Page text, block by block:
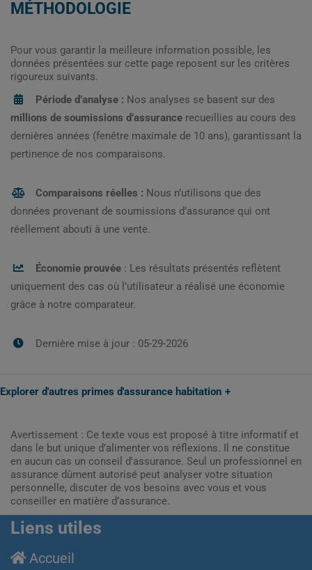
MÉTHODOLOGIE
Pour vous garantir la meilleure information possible, les
données présentées sur cette page reposent sur les critères
rigoureux suivants.
Période d’analyse : Nos analyses se basent sur des
millions de soumissions d’assurance recueillies au cours des
dernières années (fenêtre maximale de 10 ans), garantissant la
pertinence de nos comparaisons.
Comparaisons réelles : Nous n’utilisons que des
données provenant de soumissions d’assurance qui ont
réellement abouti à une vente.
Économie prouvée : Les résultats présentés reflètent
uniquement des cas où l’utilisateur a réalisé une économie
grâce à notre comparateur.
Dernière mise à jour : 05-29-2026
Explorer d'autres primes d'assurance habitation
Avertissement : Ce texte vous est proposé à titre informatif et
dans le but unique d’alimenter vos réflexions. Il ne constitue
en aucun cas un conseil d'assurance. Seul un professionnel en
assurance dûment autorisé peut analyser votre situation
personnelle, discuter de vos besoins avec vous et vous
conseiller en matière d’assurance.
Liens utiles
Accueil